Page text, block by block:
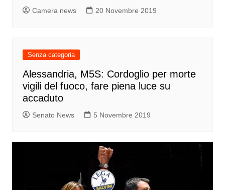
Camera news 20 Novembre 2019
Senza categoria
Alessandria, M5S: Cordoglio per morte
vigili del fuoco, fare piena luce su
accaduto
Senato News 5 Novembre 2019